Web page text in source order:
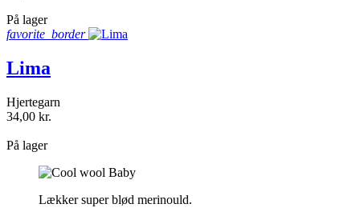
På lager
favorite_border
Lima
Hjertegarn
34,00 kr.
På lager
Lækker super blød merinould.